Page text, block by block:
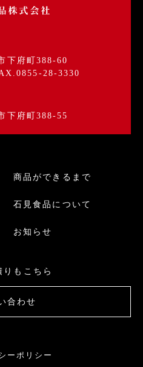
下府町388-60
28-3330
下府町388-55
商品ができるまで
石見食品について
お知らせ
もこちら
合わせ
ーポリシー